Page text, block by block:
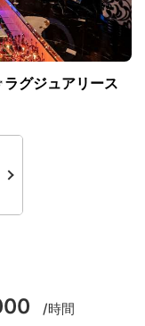
グジュアリース
/時間